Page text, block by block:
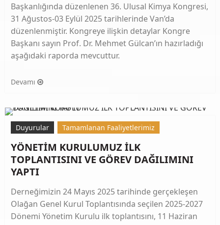
Başkanlığında düzenlenen 36. Ulusal Kimya Kongresi,
31 Ağustos-03 Eylül 2025 tarihlerinde Van’da
düzenlenmiştir. Kongreye ilişkin detaylar Kongre
Başkanı sayın Prof. Dr. Mehmet Gülcan’ın hazırladığı
aşağıdaki raporda mevcuttur.
Devamı
Duyurular Tamamlanan Faaliyetlerimiz
YÖNETİM KURULUMUZ İLK
TOPLANTISINI VE GÖREV DAĞILIMINI
YAPTI
Derneğimizin 24 Mayıs 2025 tarihinde gerçekleşen
Olağan Genel Kurul Toplantısında seçilen 2025-2027
Dönemi Yönetim Kurulu ilk toplantısını, 11 Haziran